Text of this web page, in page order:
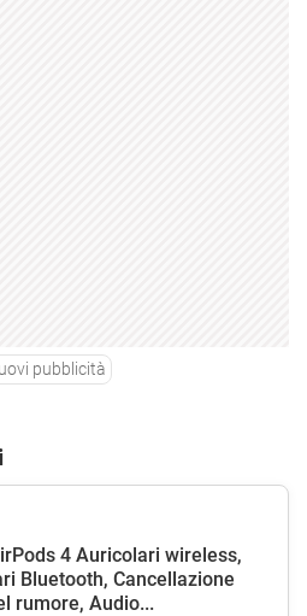
pubblicità
4 Auricolari wireless,
Bluetooth, Cancellazione
rumore, Audio...